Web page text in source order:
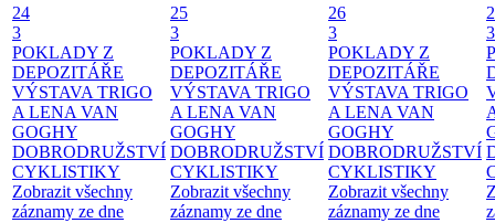
24
3
POKLADY Z
DEPOZITÁŘE
VÝSTAVA TRIGO
A LENA VAN
GOGHY
DOBRODRUŽSTVÍ
CYKLISTIKY
Zobrazit všechny
záznamy ze dne
25
3
POKLADY Z
DEPOZITÁŘE
VÝSTAVA TRIGO
A LENA VAN
GOGHY
DOBRODRUŽSTVÍ
CYKLISTIKY
Zobrazit všechny
záznamy ze dne
26
3
POKLADY Z
DEPOZITÁŘE
VÝSTAVA TRIGO
A LENA VAN
GOGHY
DOBRODRUŽSTVÍ
CYKLISTIKY
Zobrazit všechny
záznamy ze dne
3